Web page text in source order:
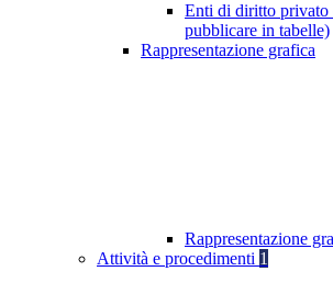
Enti di diritto privato
pubblicare in tabelle)
Rappresentazione grafica
Rappresentazione
Attività e procedimenti 1